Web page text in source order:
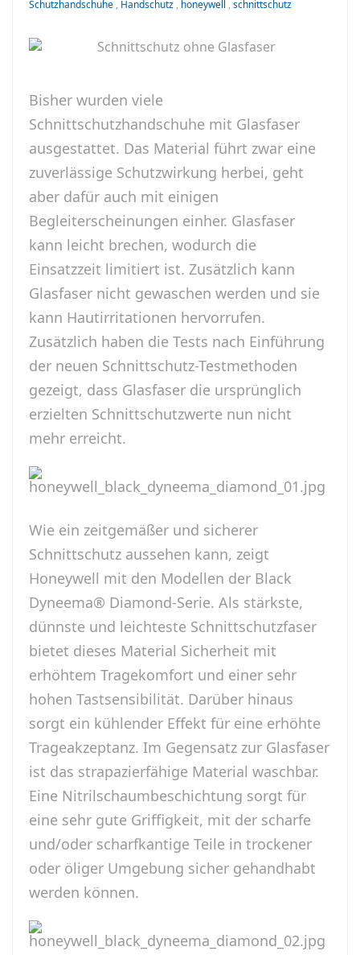
Schutzhandschuhe , Handschutz , honeywell , schnittschutz
Bisher wurden viele
Schnittschutzhandschuhe mit Glasfaser
ausgestattet. Das Material führt zwar eine
zuverlässige Schutzwirkung herbei, geht
aber dafür auch mit einigen
Begleiterscheinungen einher. Glasfaser
kann leicht brechen, wodurch die
Einsatzzeit limitiert ist. Zusätzlich kann
Glasfaser nicht gewaschen werden und sie
kann Hautirritationen hervorrufen.
Zusätzlich haben die Tests nach Einführung
der neuen Schnittschutz-Testmethoden
gezeigt, dass Glasfaser die ursprünglich
erzielten Schnittschutzwerte nun nicht
mehr erreicht.
Wie ein zeitgemäßer und sicherer
Schnittschutz aussehen kann, zeigt
Honeywell mit den Modellen der Black
Dyneema® Diamond-Serie. Als stärkste,
dünnste und leichteste Schnittschutzfaser
bietet dieses Material Sicherheit mit
erhöhtem Tragekomfort und einer sehr
hohen Tastsensibilität. Darüber hinaus
sorgt ein kühlender Effekt für eine erhöhte
Trageakzeptanz. Im Gegensatz zur Glasfaser
ist das strapazierfähige Material waschbar.
Eine Nitrilschaumbeschichtung sorgt für
eine sehr gute Griffigkeit, mit der scharfe
und/oder scharfkantige Teile in trockener
oder öliger Umgebung sicher gehandhabt
werden können.